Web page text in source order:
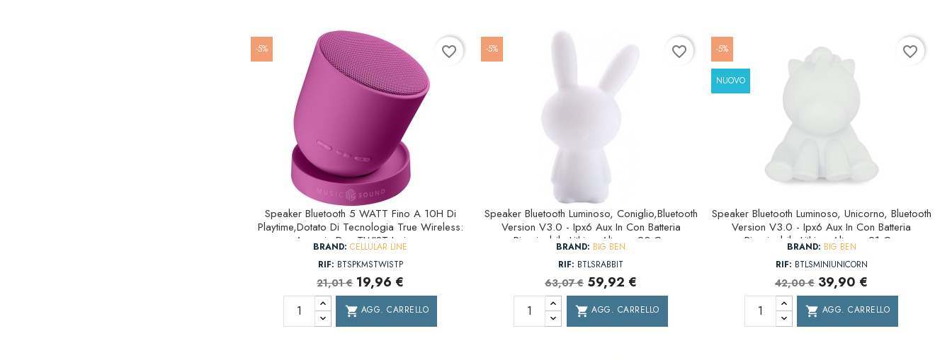
-5%
Speaker Bluetooth 5 WATT Fino A 10H Di
Playtime,Dotato Di Tecnologia True Wireless:
Associa Due TWIST Insieme
BRAND: CELLULAR LINE
RIF: BTSPKMSTWISTP
21,01 € 19,96 €
shopping_cart AGG. CARRELLO
favorite_border -5%
Speaker Bluetooth Luminoso, Coniglio,bluetooth
Version V3.0 - Ipx6 Aux In Con Batteria
Ricaricabile Lithium Altezza 23 Cm
BRAND: BIG BEN
RIF: BTLSRABBIT
63,07 € 59,92 €
shopping_cart AGG. CARRELLO
favorite_border -5%
NUOVO
Speaker Bluetooth Luminoso, Unicorno, Bluetooth
Version V3.0 - Ipx6 Aux In Con Batteria
Ricaricabile Lithium Altezza 21 Cm
BRAND: BIG BEN
RIF: BTLSMINIUNICORN
42,00 € 39,90 €
shopping_cart AGG. CARRELLO
favorite_border